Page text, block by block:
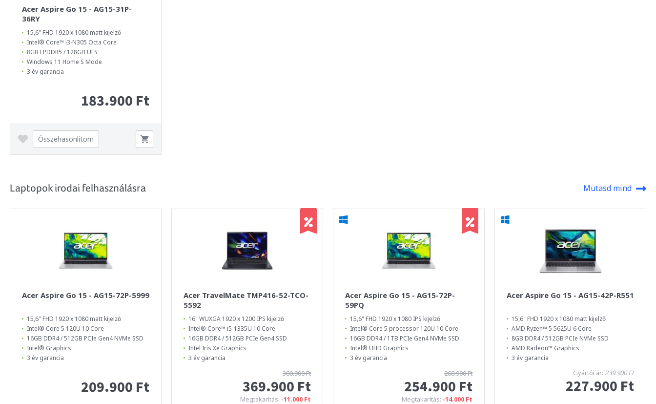
Acer Aspire Go 15 - AG15-31P-
36RY
15,6" FHD 1920 x 1080 matt kijelző
Intel® Core™ i3-N305 Octa Core
8GB LPDDR5 / 128GB UFS
Windows 11 Home S Mode
3 év garancia
183.900 Ft
Összehasonlítom
Laptopok irodai felhasználásra Mutasd mind
Acer Aspire Go 15 - AG15-72P-5999
15,6" FHD 1920 x 1080 matt kijelző
Intel® Core 5 120U 10 Core
16GB DDR4 / 512GB PCIe Gen4 NVMe SSD
Intel® Graphics
3 év garancia
209.900 Ft
Acer TravelMate TMP416-52-TCO-
5592
16" WUXGA 1920 x 1200 IPS kijelző
Intel® Core™ i5-1335U 10 Core
16GB DDR4 / 512GB PCIe Gen4 SSD
Intel Iris Xe Graphics
3 év garancia
380.900 Ft
369.900 Ft
Megtakarítás: -11.000 Ft
Acer Aspire Go 15 - AG15-72P-
59PQ
15,6" FHD 1920 x 1080 IPS kijelző
Intel® Core 5 processor 120U 10 Core
16GB DDR4 / 1TB PCIe Gen4 NVMe SSD
Intel® UHD Graphics
3 év garancia
268.900 Ft
254.900 Ft
Megtakarítás: -14.000 Ft
Acer Aspire Go 15 - AG15-42P-R551
15,6" FHD 1920 x 1080 matt kijelző
AMD Ryzen™ 5 5625U 6 Core
8GB DDR4 / 512GB PCIe NVMe SSD
AMD Radeon™ Graphics
3 év garancia
Gyártói ár: 239.900 Ft
227.900 Ft